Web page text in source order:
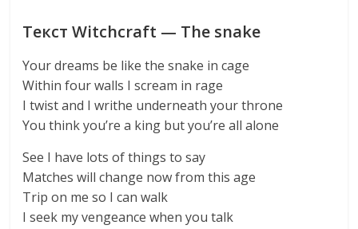
Текст Witchcraft — The snake
Your dreams be like the snake in cage
Within four walls I scream in rage
I twist and I writhe underneath your throne
You think you’re a king but you’re all alone
See I have lots of things to say
Matches will change now from this age
Trip on me so I can walk
I seek my vengeance when you talk